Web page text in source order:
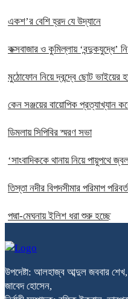
একশ’র বেশি হ্রদ যে উদ্যানে
কক্সবাজার ও কুমিল্লায় ‘বন্দুকযুদ্ধে’
মুঠোফোন নিয়ে দ্বন্দ্বে ছোট ভাইয়ের
কেন সঞ্জয়ের বায়োপিক প্রত্যাখ্যান
ডিমলায় সিপিবির স্মরণ সভা
‘সাংবাদিককে থানায় নিয়ে পায়ুপথে
তিস্তা নদীর বিপদসীমার পরিমাপ
পদ্মা-মেঘনায় ইলিশ ধরা শুরু হচ্ছে
উপদেষ্টা: আলহাজ্ব আব্দুল জববার
জাবেদ হোসেন,